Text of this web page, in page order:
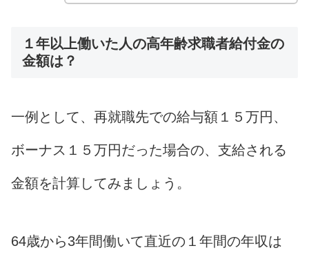
１年以上働いた人の高年齢求職者給付金の
金額は？
一例として、再就職先での給与額１５万円、
ボーナス１５万円だった場合の、支給される
金額を計算してみましょう。
64歳から3年間働いて直近の１年間の年収は